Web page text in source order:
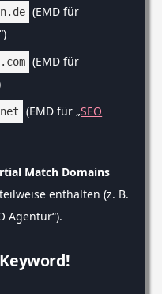
(EMD für
(EMD für
(EMD für „SEO
Match Domains
enthalten (z. B.
Agentur“).